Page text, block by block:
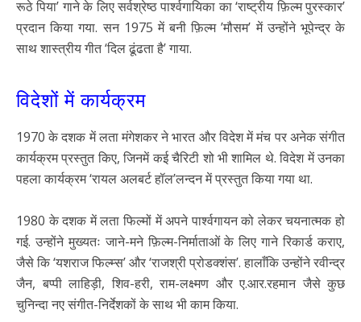
रूठे पिया’ गाने के लिए सर्वश्रेष्ठ पार्श्वगायिका का ‘राष्ट्रीय फ़िल्म पुरस्कार’
प्रदान किया गया. सन 1975 में बनी फ़िल्म ’मौसम’ में उन्होंने भूपेन्द्र के
साथ शास्त्रीय गीत ‘दिल ढूंढता है’ गाया.
विदेशों में कार्यक्रम
1970 के दशक में लता मंगेशकर ने भारत और विदेश में मंच पर अनेक संगीत
कार्यक्रम प्रस्तुत किए, जिनमें कई चैरिटी शो भी शामिल थे. विदेश में उनका
पहला कार्यक्रम ‘रायल अलबर्ट हॉल’लन्दन में प्रस्तुत किया गया था.
1980 के दशक में लता फिल्मों में अपने पार्श्वगायन को लेकर चयनात्मक हो
गई. उन्होंने मुख्यतः जाने-मने फ़िल्म-निर्माताओं के लिए गाने रिकार्ड कराए,
जैसे कि ‘यशराज फिल्म्स’ और ‘राजश्री प्रोडक्शंस’. हालाँकि उन्होंने रवीन्द्र
जैन, बप्पी लाहिड़ी, शिव-हरी, राम-लक्ष्मण और ए.आर.रहमान जैसे कुछ
चुनिन्दा नए संगीत-निर्देशकों के साथ भी काम किया.